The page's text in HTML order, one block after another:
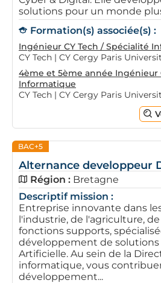
solutions pour un monde
Formation(s) associée(s) :
Ingénieur CY Tech / Spécialité
CY Tech | CY Cergy Paris
4ème et 5ème année Ingénieur
Informatique
CY Tech | CY Cergy Paris
BAC+5
Alternance developpeur
Région : Bretagne
Descriptif mission :
Entreprise innovante dans
l'industrie, de l'agriculture,
fonctions supports,
développement de
Artificielle. Au sein de la
informatique, vous
développement...